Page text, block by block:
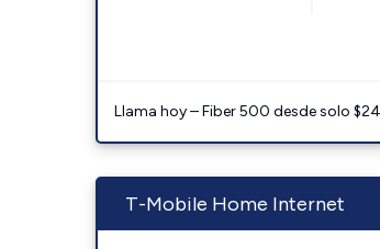
Llama hoy – Fiber 500 desde solo
T-Mobile Home Internet